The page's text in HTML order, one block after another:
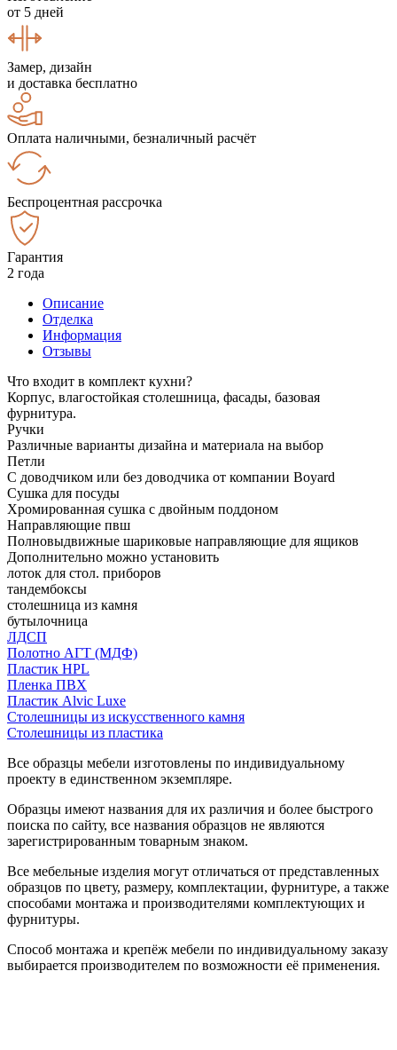
от 5 дней
Замер, дизайн
и доставка бесплатно
Оплата наличными, безналичный расчёт
Беспроцентная рассрочка
Гарантия
2 года
Описание
Отделка
Информация
Отзывы
Что входит в комплект кухни?
Корпус, влагостойкая столешница, фасады, базовая
фурнитура.
Ручки
Различные варианты дизайна и материала на выбор
Петли
С доводчиком или без доводчика от компании Boyard
Сушка для посуды
Хромированная сушка с двойным поддоном
Направляющие пвш
Полновыдвижные шариковые направляющие для ящиков
Дополнительно можно установить
лоток для стол. приборов
тандембоксы
столешница из камня
бутылочница
ЛДСП
Полотно АГТ (МДФ)
Пластик HPL
Пленка ПВХ
Пластик Alvic Luxe
Столешницы из искусственного камня
Столешницы из пластика
Все образцы мебели изготовлены по индивидуальному
проекту в единственном экземпляре.
Образцы имеют названия для их различия и более быстрого
поиска по сайту, все названия образцов не являются
зарегистрированным товарным знаком.
Все мебельные изделия могут отличаться от представленных
образцов по цвету, размеру, комплектации, фурнитуре, а также
способами монтажа и производителями комплектующих и
фурнитуры.
Способ монтажа и крепёж мебели по индивидуальному заказу
выбирается производителем по возможности её применения.